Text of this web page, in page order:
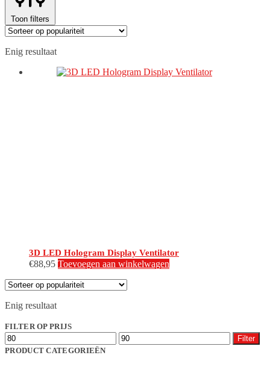
Toon filters
Enig resultaat
3D LED Hologram Display Ventilator
€88,95 Toevoegen aan winkelwagen
Enig resultaat
FILTER OP PRIJS
Min.
prijs
Max.
prijs
Filter
PRODUCT CATEGORIEËN